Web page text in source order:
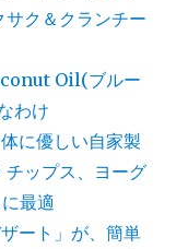
ク＆クランチー
Oil(ブルー
わけ
に優しい自家製
チップス、ヨーグ
最適
ート」が、簡単